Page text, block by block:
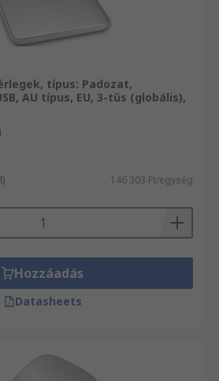
típus: Padozat,
AU típus, EU, 3-tűs (globális),
146 303 Ft/egység
Hozzáadás
Datasheets